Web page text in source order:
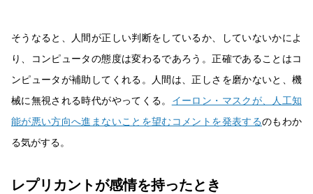
そうなると、人間が正しい判断をしているか、していないかによ
り、コンピュータの態度は変わるであろう。正確であることはコ
ンピュータが補助してくれる。人間は、正しさを磨かないと、機
械に無視される時代がやってくる。 イーロン・マスクが、人工知
能が悪い方向へ進まないことを望むコメントを発表するのもわか
る気がする。
レプリカントが感情を持ったとき